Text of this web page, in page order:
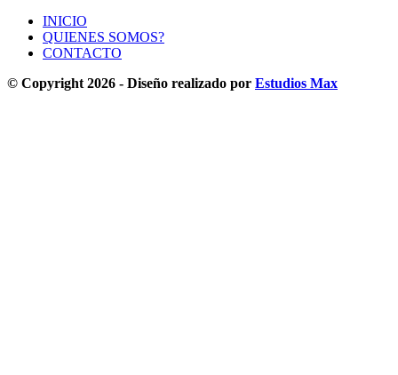
INICIO
QUIENES SOMOS?
CONTACTO
© Copyright 2026 - Diseño realizado por Estudios Max